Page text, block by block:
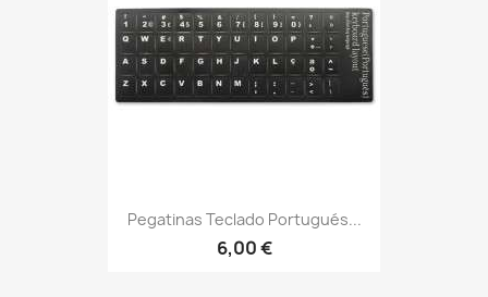
Pegatinas Teclado Portugués...
6,00 €